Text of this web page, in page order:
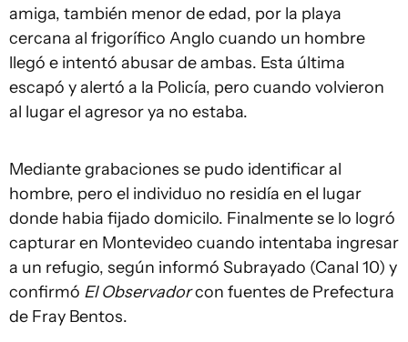
amiga, también menor de edad, por la playa
cercana al frigorífico Anglo cuando un hombre
llegó e intentó abusar de ambas. Esta última
escapó y alertó a la Policía, pero cuando volvieron
al lugar el agresor ya no estaba.
Mediante grabaciones se pudo identificar al
hombre, pero el individuo no residía en el lugar
donde habia fijado domicilo. Finalmente se lo logró
capturar en Montevideo cuando intentaba ingresar
a un refugio, según informó Subrayado (Canal 10) y
confirmó El Observadorcon fuentes de Prefectura
de Fray Bentos.